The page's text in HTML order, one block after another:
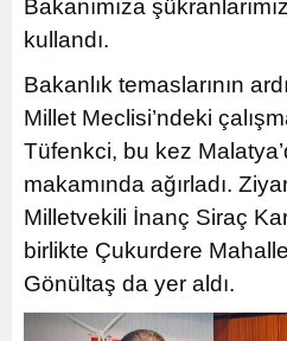
Bakanımıza
kullandı.
Bakanlık temaslarının
Millet Meclisi’ndeki
Tüfenkci, bu kez
makamında ağırladı.
Milletvekili İnanç Siraç
birlikte Çukurdere
Gönültaş da yer aldı.